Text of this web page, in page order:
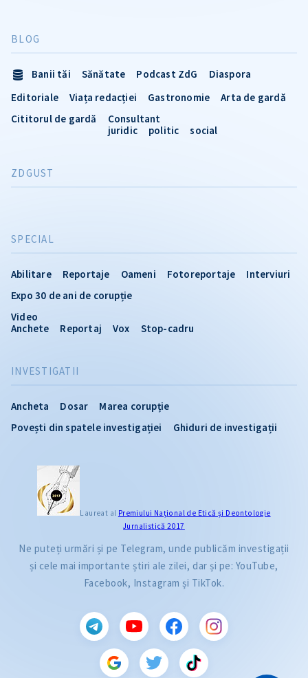
INVESTIGATII
Ancheta Dosar
Marea corupție
Povești din spatele investigației
Ghiduri de investigații
SPECIAL
Abilitare Reportaje Oameni Fotoreportaje
Interviuri
Expo 30 de ani de corupție
Video
Anchete
Reportaj Vox Stop-cadru
BLOG
Banii tăi Sănătate Podcast ZdG
Diaspora
Editoriale
Viața redacției Gastronomie
Arta de gardă
Cititorul de gardă
Consultant
juridic
politic social
ZDGUST
Laureat al Premiului Naţional de Etică și Deontologie
Jurnalistică 2017
Ne puteți urmări și pe Telegram, unde publicăm investigații
și cele mai importante știri ale zilei, dar și pe: YouTube,
Facebook, Instagram și TikTok.